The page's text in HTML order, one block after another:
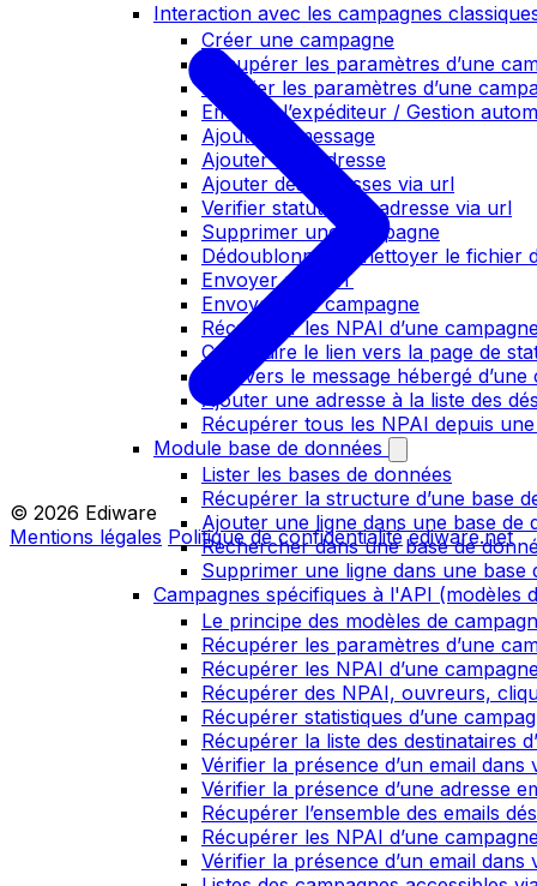
Interaction avec les campagnes
Créer une campagne
Récupérer les paramètres d’une
Modifier les paramètres d’une
Email de l’expéditeur / Gestion
Ajouter le message
Ajouter une adresse
Ajouter des adresses via url
Verifier statut ajout adresse via url
Supprimer une campagne
Dédoublonner et nettoyer le fichier
Envoyer un BAT
Envoyer une campagne
Récupérer les NPAI d’une
Construire le lien vers la page de
Lien vers le message hébergé
Ajouter une adresse à la liste des
Récupérer tous les NPAI depuis
Module base de données
Lister les bases de données
Récupérer la structure d’une base
Ajouter une ligne dans une base de
Rechercher dans une base de
Supprimer une ligne dans une base
Campagnes spécifiques à l'API (modèles
Le principe des modèles de
Récupérer les paramètres d’une
Récupérer les NPAI d’une
Récupérer des NPAI, ouvreurs,
Récupérer statistiques d’une
Récupérer la liste des destinataires
Vérifier la présence d’un email dans
Vérifier la présence d’une adresse
Récupérer l’ensemble des emails
Récupérer les NPAI d’une
Vérifier la présence d’un email dans
© 2026 Ediware
Mentions légales Politique de confidentialité ediware.net